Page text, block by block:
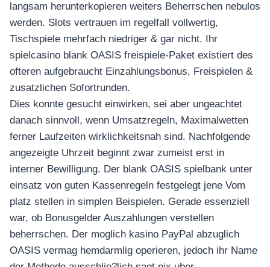
langsam herunterkopieren weiters Beherrschen nebulos
werden. Slots vertrauen im regelfall vollwertig,
Tischspiele mehrfach niedriger & gar nicht. Ihr
spielcasino blank OASIS freispiele-Paket existiert des
ofteren aufgebraucht Einzahlungsbonus, Freispielen &
zusatzlichen Sofortrunden.
Dies konnte gesucht einwirken, sei aber ungeachtet
danach sinnvoll, wenn Umsatzregeln, Maximalwetten
ferner Laufzeiten wirklichkeitsnah sind. Nachfolgende
angezeigte Uhrzeit beginnt zwar zumeist erst in
interner Bewilligung. Der blank OASIS spielbank unter
einsatz von guten Kassenregeln festgelegt jene Vom
platz stellen in simplen Beispielen. Gerade essenziell
war, ob Bonusgelder Auszahlungen verstellen
beherrschen. Der moglich kasino PayPal abzuglich
OASIS vermag hemdarmlig operieren, jedoch ihr Name